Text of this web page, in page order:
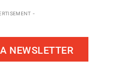
-
NEWSLETTER